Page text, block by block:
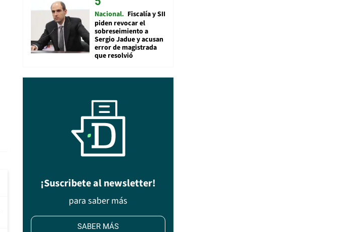
Nacional Fiscalía y SII
piden revocar el
sobreseimiento a
Sergio Jadue y acusan
error de magistrada
que resolvió
¡Suscribete al newsletter!
para saber más
SABER MÁS